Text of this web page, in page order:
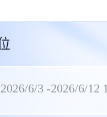
2026/6/3 -2026/6/12